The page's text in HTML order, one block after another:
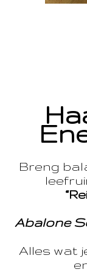
Breng
Abalone
Alles wat